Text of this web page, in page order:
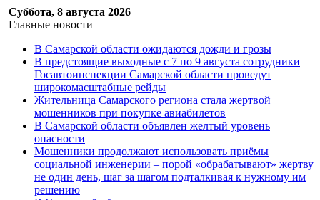
Суббота, 8 августа 2026
Главные новости
В Самарской области ожидаются дожди и грозы
В предстоящие выходные с 7 по 9 августа сотрудники
Госавтоинспекции Самарской области проведут
широкомасштабные рейды
Жительница Самарского региона стала жертвой
мошенников при покупке авиабилетов
В Самарской области объявлен желтый уровень
опасности
Мошенники продолжают использовать приёмы
социальной инженерии – порой «обрабатывают» жертву
не один день, шаг за шагом подталкивая к нужному им
решению